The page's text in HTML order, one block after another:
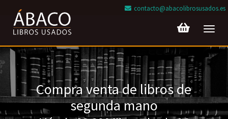
contacto@abacolibrosusados.es
Compra venta de libros de
segunda mano